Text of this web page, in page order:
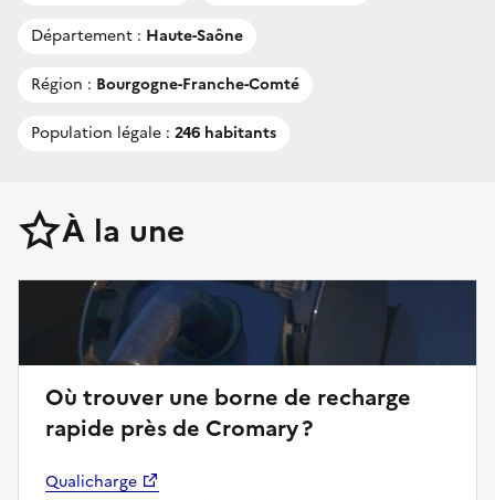
Département : Haute-Saône
Région : Bourgogne-Franche-Comté
Population légale : 246 habitants
À la une
Où trouver une borne de recharge
rapide près de Cromary ?
Qualicharge